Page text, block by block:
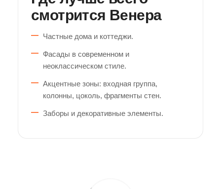
смотрится Венера
Частные дома и коттеджи.
Фасады в современном и
неоклассическом стиле.
Акцентные зоны: входная группа,
колонны, цоколь, фрагменты стен.
Заборы и декоративные элементы.